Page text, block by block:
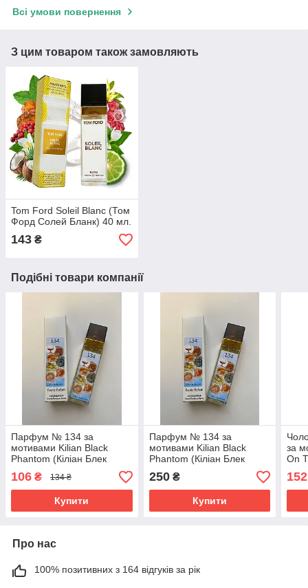
Всі умови повернення
З цим товаром також замовляють
Tom Ford Soleil Blanc (Том
Форд Солей Бланк) 40 мл.
143 ₴
Подібні товари компанії
Парфум № 134 за
мотивами Kilian Black
Phantom (Кіліан Блек
106 ₴ 134 ₴
Купити
Парфум № 134 за
мотивами Kilian Black
Phantom (Кіліан Блек
250₴
Купити
за
On
ОПТ
152
Про нас
100% позитивних з 164 відгуків за рік